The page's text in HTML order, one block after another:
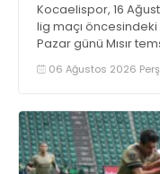
Kocaelispor, 16
lig maçı öncesindeki
Pazar günü Mısır
karşılaşacak.
06 Ağustos 2026